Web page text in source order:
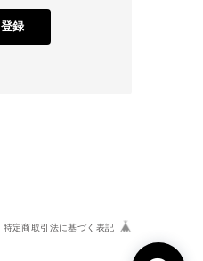
登録
特定商取引法に基づく表記